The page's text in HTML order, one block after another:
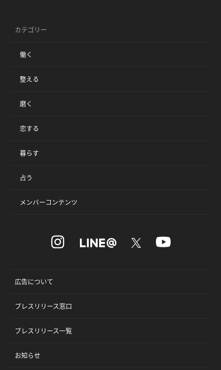
カテゴリー
働く
整える
磨く
恋する
暮らす
占う
メンバーコンテンツ
広告について
プレスリリース窓口
プレスリリース一覧
お知らせ